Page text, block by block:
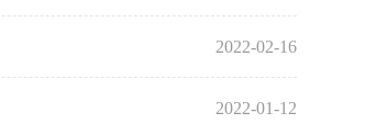
2022-02-16
2022-01-12